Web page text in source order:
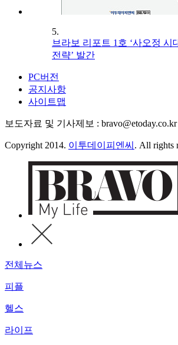
5.
브라보 리포트 1호 ‘사오정 시
전략’ 발간
PC버전
공지사항
사이트맵
보도자료 및 기사제보 : bravo@etoday.co.kr
Copyright 2014. 이투데이피엔씨 . All rights
전체뉴스
피플
헬스
라이프